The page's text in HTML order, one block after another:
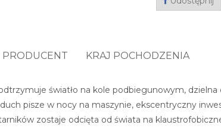
PRODUCENT KRAJ POCHODZENIA
światło na kole podbiegunowym,
pisze w nocy na maszynie, ekscentryczny
zostaje odcięta od świata na